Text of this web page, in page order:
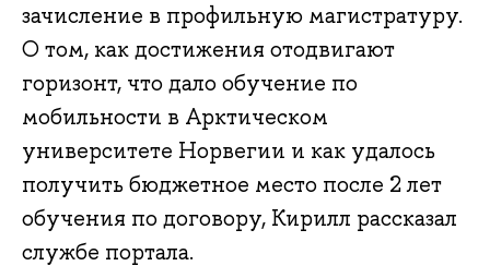
зачисление в профильную магистратуру.
О том, как достижения отодвигают
горизонт, что дало обучение по
мобильности в Арктическом
университете Норвегии и как удалось
получить бюджетное место после 2 лет
обучения по договору, Кирилл рассказал
службе портала.